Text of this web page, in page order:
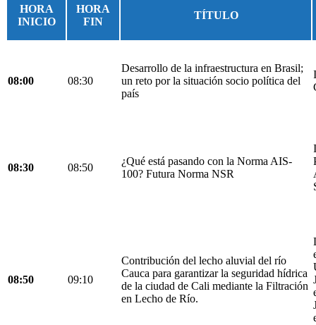
HORA
INICIO
HORA
FIN
TÍTULO
08:00 08:30
Desarrollo de la infraestructura en Brasil;
un reto por la situación socio política del
país
08:30 08:50
¿Qué está pasando con la Norma AIS-
100? Futura Norma NSR
08:50 09:10
Contribución del lecho aluvial del río
Cauca para garantizar la seguridad hídrica
de la ciudad de Cali mediante la Filtración
en Lecho de Río.